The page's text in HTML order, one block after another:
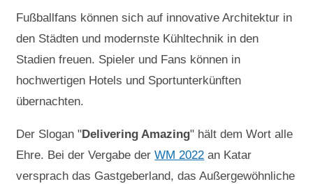
Fußballfans können sich auf innovative Architektur in
den Städten und modernste Kühltechnik in den
Stadien freuen. Spieler und Fans können in
hochwertigen Hotels und Sportunterkünften
übernachten.
Der Slogan "Delivering Amazing" hält dem Wort alle
Ehre. Bei der Vergabe derWM 2022 an Katar
versprach das Gastgeberland, das Außergewöhnliche